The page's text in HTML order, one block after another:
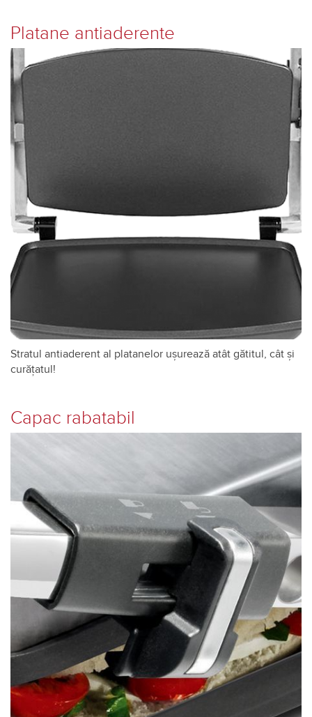
Platane antiaderente
Stratul antiaderent al platanelor ușurează atât gătitul, cât și
curățatul!
Capac rabatabil